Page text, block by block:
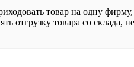
товар на одну фирму,
товара со склада,